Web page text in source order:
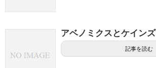
アベノミクスとケインズ
記事を読む